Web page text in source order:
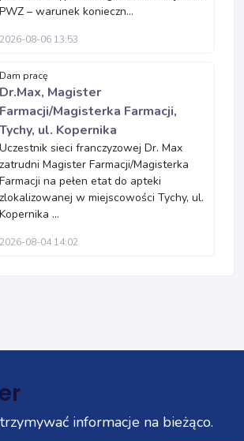
PWZ – warunek konieczn...
2026-08-06 13:53
Dam pracę
Dr.Max, Magister
Farmacji/Magisterka Farmacji,
Tychy, ul. Kopernika
Uczestnik sieci franczyzowej Dr. Max
zatrudni Magister Farmacji/Magisterka
Farmacji na pełen etat do apteki
zlokalizowanej w miejscowości Tychy, ul.
Kopernika ...
2026-08-04 14:02
informacje na bieżąco.